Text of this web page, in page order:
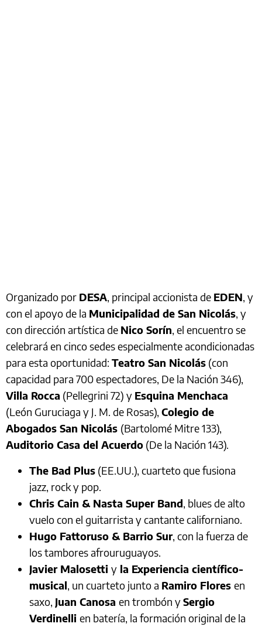
Organizado por DESA, principal accionista de EDEN, y
con el apoyo de la Municipalidad de San Nicolás, y
con dirección artística de Nico Sorín, el encuentro se
celebrará en cinco sedes especialmente acondicionadas
para esta oportunidad: Teatro San Nicolás (con
capacidad para 700 espectadores, De la Nación 346),
Villa Rocca (Pellegrini 72) y Esquina Menchaca
(León Guruciaga y J. M. de Rosas), Colegio de
Abogados San Nicolás (Bartolomé Mitre 133),
Auditorio Casa del Acuerdo (De la Nación 143).
The Bad Plus (EE.UU.), cuarteto que fusiona
jazz, rock y pop.
Chris Cain & Nasta Super Band, blues de alto
vuelo con el guitarrista y cantante californiano.
Hugo Fattoruso & Barrio Sur, con la fuerza de
los tambores afrouruguayos.
Javier Malosetti y la Experiencia científico-
musical, un cuarteto junto a Ramiro Flores en
saxo, Juan Canosa en trombón ySergio
Verdinelli en batería, la formación original de la